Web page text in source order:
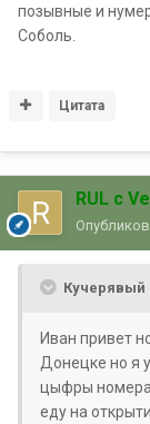
позывные и
Соболь.
Цитата
RUL с
Кучерявый
Иван привет
Донецке но я
цыфры номера
еду на